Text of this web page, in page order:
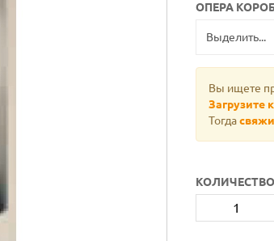
ОПЕРА
Вы ищете
Загрузите
Тогда
КОЛИЧЕСТВО